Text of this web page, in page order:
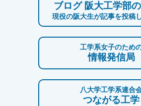
ブログ 阪大工学部
現役の阪大生が記事を投稿
工学系女子のため
情報発信局
八大学工学系連合
つながる工学